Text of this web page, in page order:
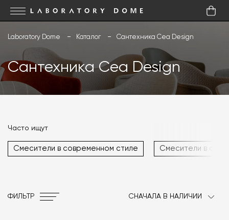
Laboratory Dome Каталог Сантехника Cea Design
Сантехника Cea Design
Часто ищут
Смесители в современном стиле Смесители в
ФИЛЬТР СНАЧАЛА В НАЛИЧИИ